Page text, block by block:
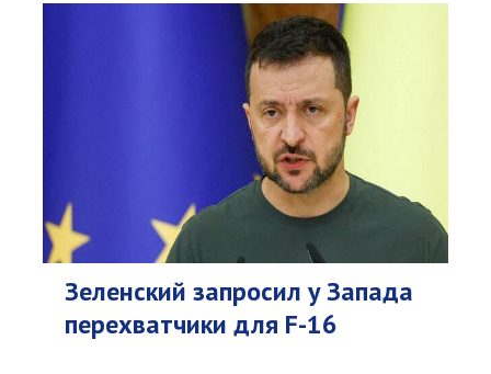
Зеленский запросил у Запада
перехватчики для F-16